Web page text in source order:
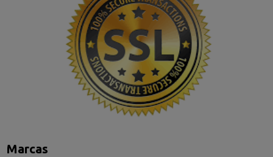
Marcas